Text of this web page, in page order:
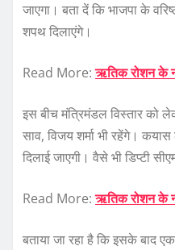
जाएगा। बता दें कि भाजपा के
शपथ दिलाएंगे।
Read More:ऋतिक रोशन के
इस बीच मंत्रिमंडल विस्तार को
साव, विजय शर्मा भी रहेंगे।
दिलाई जाएगी। वैसे भी डिप्टी
Read More:ऋतिक रोशन के
बताया जा रहा है कि इसके बाद